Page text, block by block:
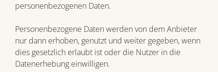
personenbezogenen Daten.
Personenbezogene Daten werden von dem Anbieter
nur dann erhoben, genutzt und weiter gegeben, wenn
dies gesetzlich erlaubt ist oder die Nutzer in die
Datenerhebung einwilligen.